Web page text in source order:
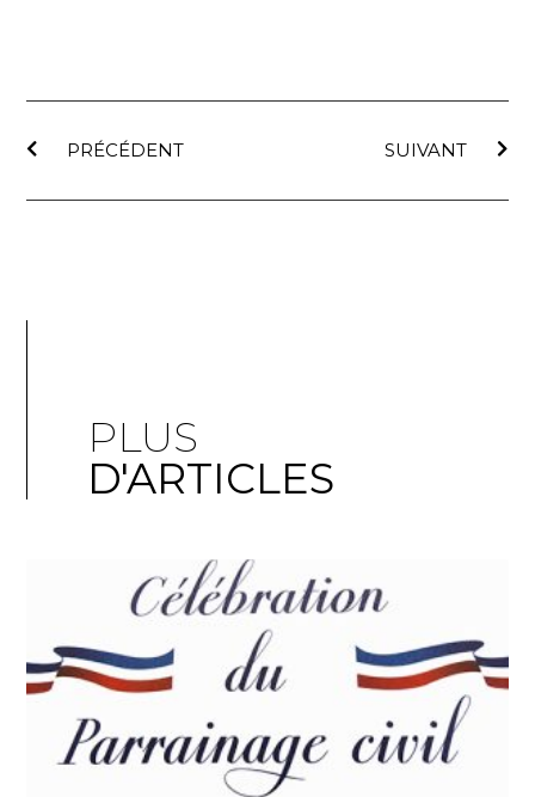
PRÉCÉDENT SUIVANT
PLUS
D'ARTICLES